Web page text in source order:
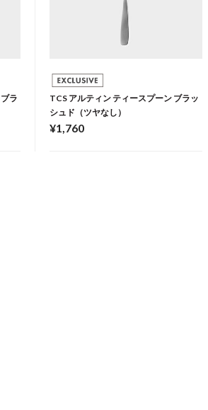
ラ
TCS アルティン ティースプーン ブラッ
シュド（ツヤなし）
¥1,760